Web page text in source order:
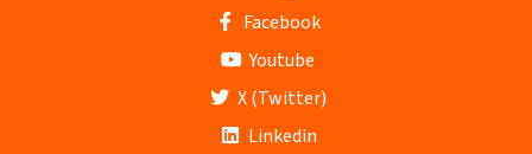
Facebook
Youtube
X (Twitter)
Linkedin